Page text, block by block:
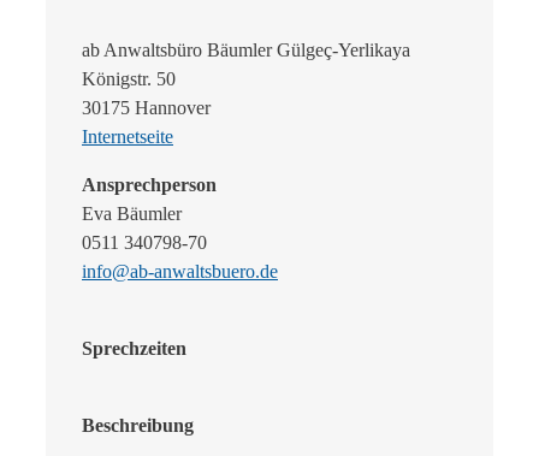
ab Anwaltsbüro Bäumler Gülgeç-Yerlikaya
Königstr. 50
30175 Hannover
Internetseite
Ansprechperson
Eva Bäumler
0511 340798-70
info@ab-anwaltsbuero.de
Sprechzeiten
Beschreibung